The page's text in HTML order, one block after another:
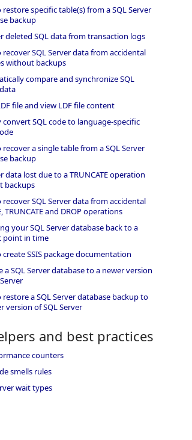
specific table(s) from a SQL Server
backup
deleted SQL data from transaction logs
SQL Server data from accidental
without backups
compare and synchronize SQL
file and view LDF file content
convert SQL code to language-specific
a single table from a SQL Server
backup
data lost due to a TRUNCATE operation
backups
SQL Server data from accidental
TRUNCATE and DROP operations
your SQL Server database back to a
point in time
create SSIS package documentation
a SQL Server database to a newer version
a SQL Server database backup to
version of SQL Server
and best practices
counters
smells rules
wait types